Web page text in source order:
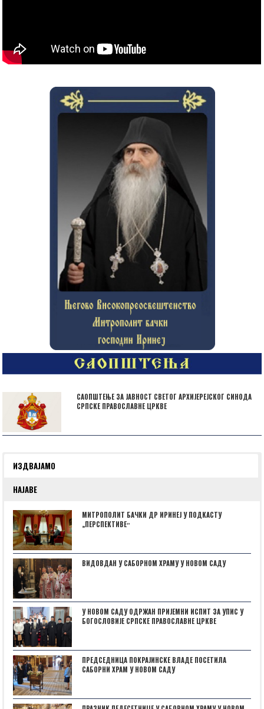
САОПШТЕЊЕ ЗА ЈАВНОСТ СВЕТОГ АРХИЈЕРЕЈСКОГ СИНОДА
СРПСКЕ ПРАВОСЛАВНЕ ЦРКВЕ
ИЗДВАЈАМО
НАЈАВЕ
МИТРОПОЛИТ БАЧКИ ДР ИРИНЕЈ У ПОДКАСТУ
„ПЕРСПЕКТИВЕˮ
ВИДОВДАН У САБОРНОМ ХРАМУ У НОВОМ САДУ
У НОВОМ САДУ ОДРЖАН ПРИЈЕМНИ ИСПИТ ЗА УПИС У
БОГОСЛОВИЈЕ СРПСКЕ ПРАВОСЛАВНЕ ЦРКВЕ
ПРЕДСЕДНИЦА ПОКРАЈИНСКЕ ВЛАДЕ ПОСЕТИЛА
САБОРНИ ХРАМ У НОВОМ САДУ